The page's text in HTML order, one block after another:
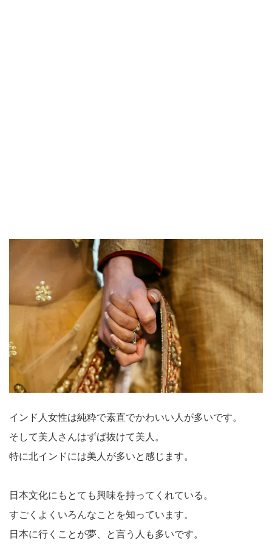
インド人女性は純粋で素直でかわいい人が多いです。
そして美人さんはずば抜けて美人。
特に北インドには美人が多いと感じます。
日本文化にもとても興味を持ってくれている。
すごくよくいろんなことを知っています。
日本に行くことが夢、と言う人も多いです。